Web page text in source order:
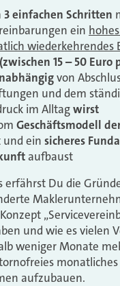
3 einfachen Schritten
ein
wiederkehrendes
(zwischen 15 – 50 Euro
von
und dem
im Alltagwirst
Geschäftsmodell
ein sicheres
aufbaust
erfährst Du die
und wie es vielen
weniger Monate
monatliches
aufzubauen.